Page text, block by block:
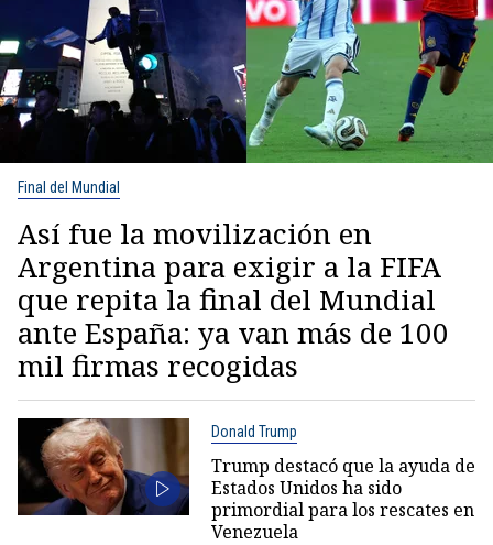
Final del Mundial
Así fue la movilización en
Argentina para exigir a la FIFA
que repita la final del Mundial
ante España: ya van más de 100
mil firmas recogidas
Donald Trump
Trump destacó que la ayuda de
Estados Unidos ha sido
primordial para los rescates en
Venezuela